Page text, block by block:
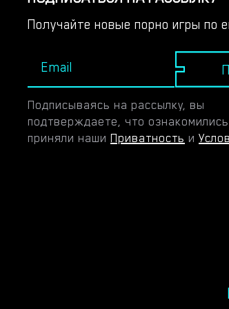
Получайте новые порно игры по
Подписываясь на рассылку, вы
подтверждаете, что
приняли наши Приватность и